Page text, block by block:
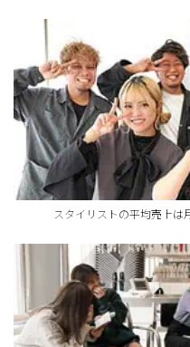
スタイリストの平均売上